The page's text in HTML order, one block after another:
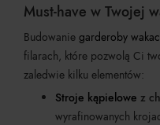
Must-have w Twojej
Budowanie garderoby
filarach, które pozwolą Ci
zaledwie kilku elementów:
Stroje kąpielowe z
wyrafinowanych